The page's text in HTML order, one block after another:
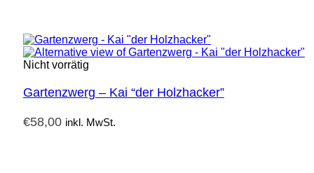
Nicht vorrätig
Gartenzwerg – Kai “der Holzhacker”
€58,00 inkl. MwSt.